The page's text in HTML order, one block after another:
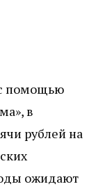
помощью
в
рублей на
ожидают